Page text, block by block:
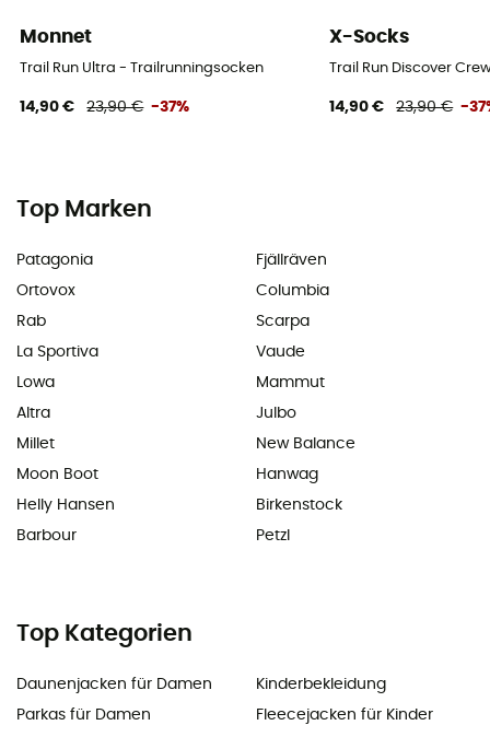
Monnet
Trail Run Ultra - Trailrunningsocken
14,90 € 23,90 € -37%
X-Socks
Trail Run Discover
14,90 € 23,90 € -
Top Marken
Patagonia
Ortovox
Rab
La Sportiva
Lowa
Altra
Millet
Moon Boot
Helly Hansen
Barbour
Fjällräven
Columbia
Scarpa
Vaude
Mammut
Julbo
New Balance
Hanwag
Birkenstock
Petzl
Top Kategorien
Daunenjacken für Damen
Parkas für Damen
Kinderbekleidung
Fleecejacken für Kinder